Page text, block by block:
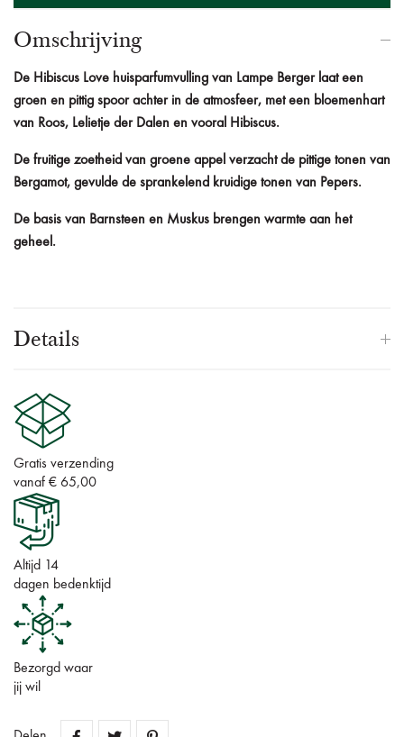
Omschrijving
De Hibiscus Love huisparfumvulling van Lampe Berger laat een
groen en pittig spoor achter in de atmosfeer, met een bloemenhart
van Roos, Lelietje der Dalen en vooral Hibiscus.
De fruitige zoetheid van groene appel verzacht de pittige tonen van
Bergamot, gevulde de sprankelend kruidige tonen van Pepers.
De basis van Barnsteen en Muskus brengen warmte aan het
geheel.
Details
Gratis verzending
vanaf € 65,00
Altijd 14
dagen bedenktijd
Bezorgd waar
jij wil